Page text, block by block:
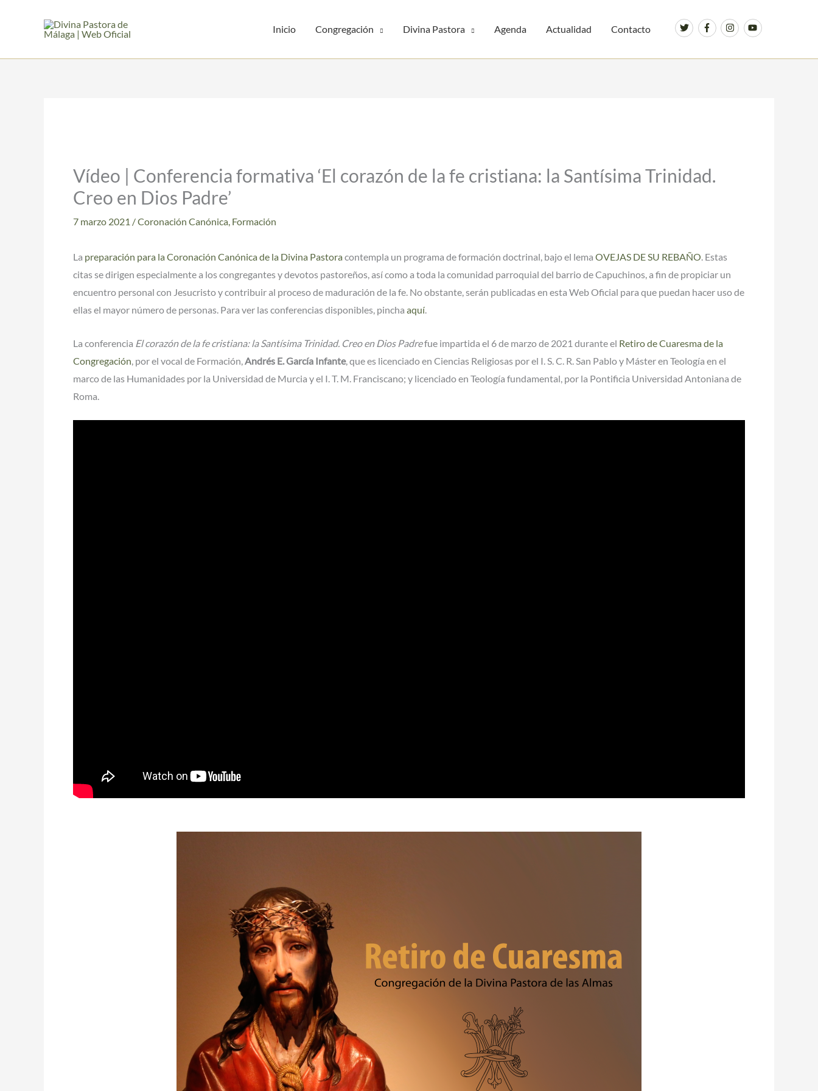
Inicio Congregación Divina Pastora Agenda Actualidad Contacto
Vídeo | Conferencia formativa ‘El corazón de la fe cristiana: la Santísima Trinidad.
Creo en Dios Padre’
7 marzo 2021 /Coronación Canónica, Formación
La preparación para la Coronación Canónica de la Divina Pastoracontempla un programa de formación doctrinal, bajo el lema OVEJAS DE SU REBAÑO. Estas
citas se dirigen especialmente a los congregantes y devotos pastoreños, así como a toda la comunidad parroquial del barrio de Capuchinos, a fin de propiciar un
encuentro personal con Jesucristo y contribuir al proceso de maduración de la fe. No obstante, serán publicadas en esta Web Oficial para que puedan hacer uso de
ellas el mayor número de personas. Para ver las conferencias disponibles, pincha aquí.
La conferencia El corazón de la fe cristiana: la Santísima Trinidad. Creo en Dios Padrefue impartida el 6 de marzo de 2021 durante el Retiro de Cuaresma de la
Congregación , por el vocal de Formación, Andrés E. García Infante, que es licenciado en Ciencias Religiosas por el I. S. C. R. San Pablo y Máster en Teología en el
marco de las Humanidades por la Universidad de Murcia y el I. T. M. Franciscano; y licenciado en Teología fundamental, por la Pontificia Universidad Antoniana de
Roma.